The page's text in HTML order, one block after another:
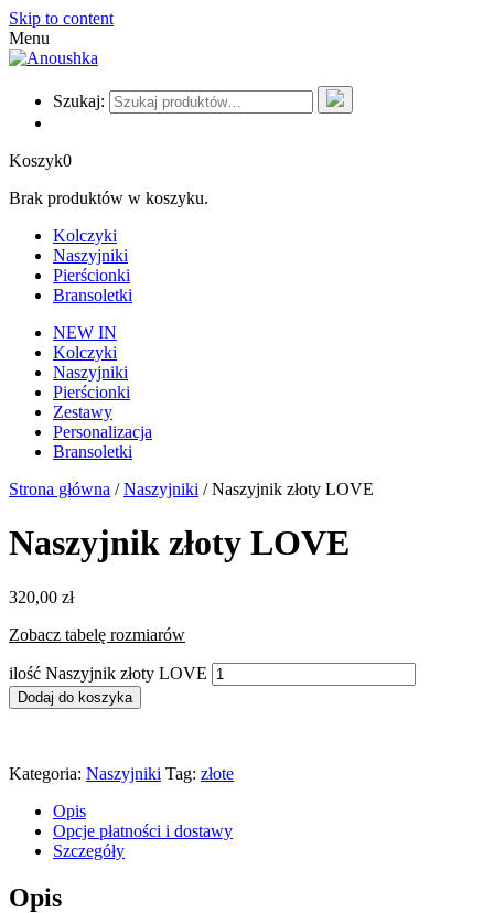
Skip to content
Menu
Szukaj:
Koszyk0
Brak produktów w koszyku.
Kolczyki
Naszyjniki
Pierścionki
Bransoletki
NEW IN
Kolczyki
Naszyjniki
Pierścionki
Zestawy
Personalizacja
Bransoletki
Strona główna /Naszyjniki / Naszyjnik złoty LOVE
Naszyjnik złoty LOVE
320,00 zł
Zobacz tabelę rozmiarów
ilość Naszyjnik złoty LOVE
Dodaj do koszyka
Kategoria: Naszyjniki Tag: złote
Opis
Opcje płatności i dostawy
Szczegóły
Opis